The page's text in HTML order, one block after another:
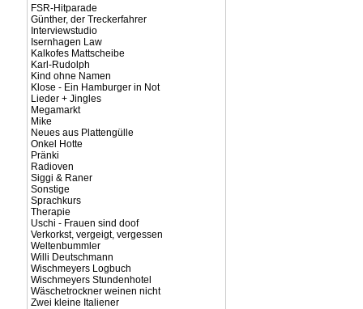
FSR-Hitparade
Günther, der Treckerfahrer
Interviewstudio
Isernhagen Law
Kalkofes Mattscheibe
Karl-Rudolph
Kind ohne Namen
Klose - Ein Hamburger in Not
Lieder + Jingles
Megamarkt
Mike
Neues aus Plattengülle
Onkel Hotte
Pränki
Radioven
Siggi & Raner
Sonstige
Sprachkurs
Therapie
Uschi - Frauen sind doof
Verkorkst, vergeigt, vergessen
Weltenbummler
Willi Deutschmann
Wischmeyers Logbuch
Wischmeyers Stundenhotel
Wäschetrockner weinen nicht
Zwei kleine Italiener